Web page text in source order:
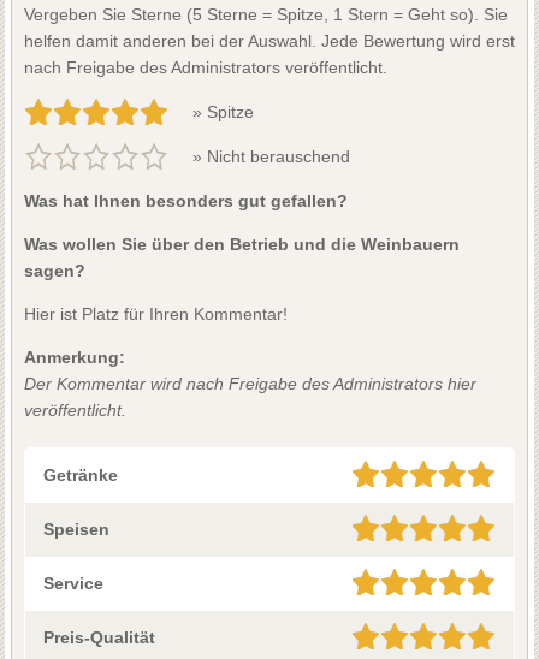
Vergeben Sie Sterne (5 Sterne = Spitze, 1 Stern = Geht so). Sie
helfen damit anderen bei der Auswahl. Jede Bewertung wird erst
nach Freigabe des Administrators veröffentlicht.
» Spitze
» Nicht berauschend
Was hat Ihnen besonders gut gefallen?
Was wollen Sie über den Betrieb und die Weinbauern
sagen?
Hier ist Platz für Ihren Kommentar!
Anmerkung:
Der Kommentar wird nach Freigabe des Administrators hier
veröffentlicht.
Getränke
Speisen
Service
Preis-Qualität